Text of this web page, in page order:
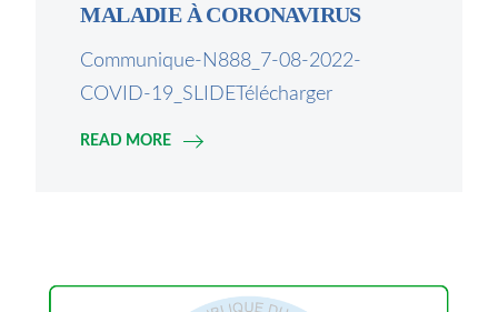
MALADIE À CORONAVIRUS
Communique-N888_7-08-2022-
COVID-19_SLIDETélécharger
READ MORE